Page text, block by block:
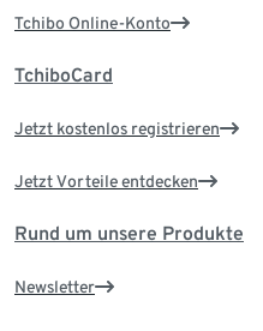
Tchibo Online-Konto
TchiboCard
Jetzt kostenlos registrieren
Jetzt Vorteile entdecken
Rund um unsere Produkte
Newsletter